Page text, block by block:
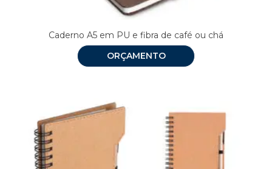
Caderno A5 em PU e fibra de café ou chá
ORÇAMENTO